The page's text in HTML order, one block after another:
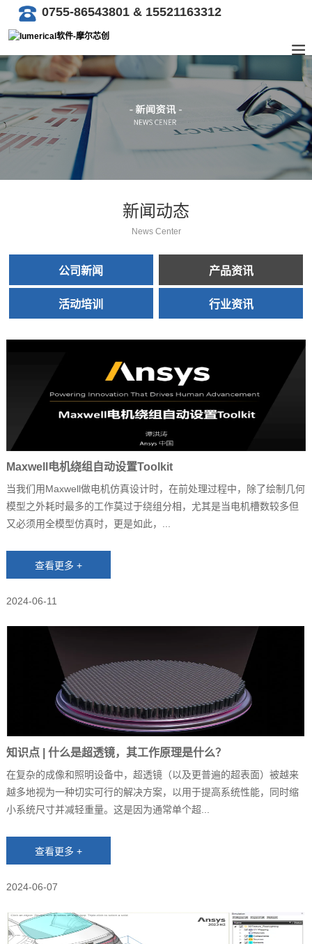
0755-86543801 & 15521163312
新闻动态
News Center
公司新闻 产品资讯
活动培训 行业资讯
Maxwell电机绕组自动设置Toolkit
当我们用Maxwell做电机仿真设计时，在前处理过程中，除了绘制几何
模型之外耗时最多的工作莫过于绕组分相，尤其是当电机槽数较多但
又必须用全模型仿真时，更是如此，...
2024-06-11
知识点 | 什么是超透镜，其工作原理是什么？
在复杂的成像和照明设备中，超透镜（以及更普遍的超表面）被越来
越多地视为一种切实可行的解决方案，以用于提高系统性能，同时缩
小系统尺寸并减轻重量。这是因为通常单个超...
2024-06-07